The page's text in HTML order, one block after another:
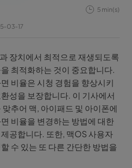
03-17
5 min(s)
장치에서 최적으로 재생되도록
최적화하는 것이 중요합니다.
비율은 시청 경험을 향상시키
성을 보장합니다. 이 기사에서
추어 맥, 아이패드 및 아이폰에
비율을 변경하는 방법에 대한
공합니다. 또한, 맥OS 사용자
수 있는 또 다른 간단한 방법을